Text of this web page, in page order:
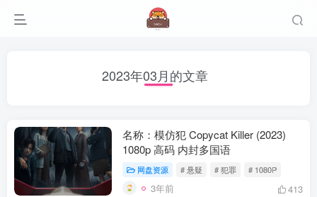
2023年03月的文章
名称：模仿犯 Copycat Killer (2023)
1080p 高码 内封多国语
网盘资源 # 悬疑 # 犯罪 # 1080P
3年前 413